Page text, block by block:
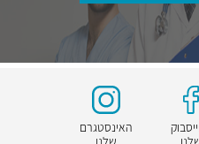
האינסטגרם